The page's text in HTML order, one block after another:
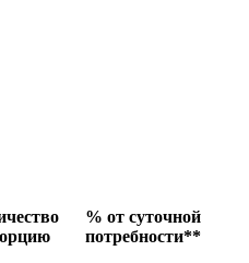
% от суточной
потребности**